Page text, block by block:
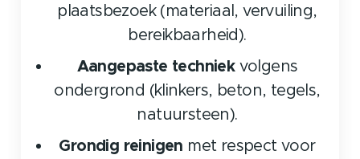
plaatsbezoek (materiaal, vervuiling,
bereikbaarheid).
Aangepaste techniekvolgens
ondergrond (klinkers, beton, tegels,
natuursteen).
Grondig reinigen met respect voor